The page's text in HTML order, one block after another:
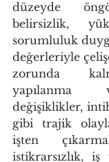
düzeyde
belirsizlik,
sorumluluk
değerleriyle
zorunda
yapılanma
değişiklikler,
gibi trajik
işten
istikrarsızlık,